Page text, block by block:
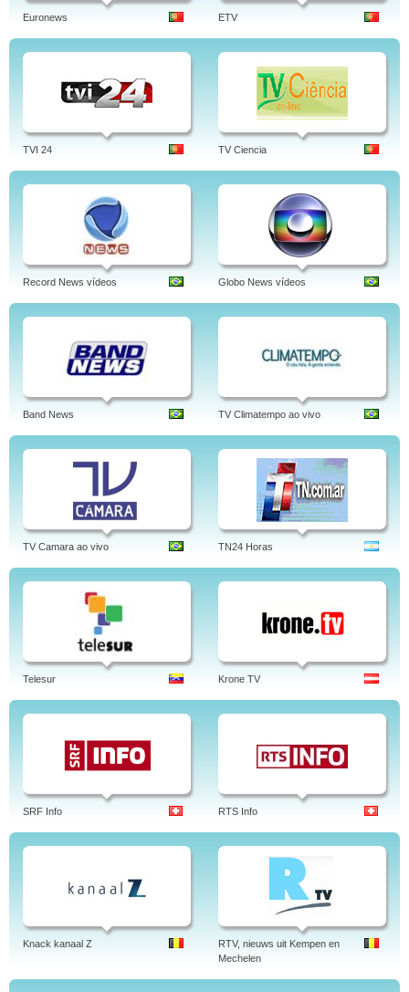
Euronews ETV
TVI 24 TV Ciencia
Record News vídeos Globo News vídeos
Band News TV Climatempo ao vivo
TV Camara ao vivo TN24 Horas
Telesur Krone TV
SRF Info RTS Info
Knack kanaal Z
RTV, nieuws uit Kempen en
Mechelen